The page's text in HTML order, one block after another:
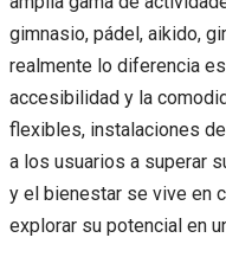
gimnasio, pádel, aikido,
realmente lo diferencia
accesibilidad y la
flexibles, instalaciones
a los usuarios a superar
y el bienestar se vive en
explorar su potencial en